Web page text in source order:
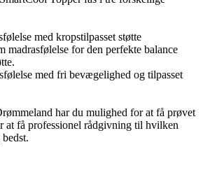
med kropstilpasset støtte
madrasfølelse for den perfekte balance
med fri bevægelighed og tilpasset
har du mulighed for at få prøvet
at få professionel rådgivning til hvilken